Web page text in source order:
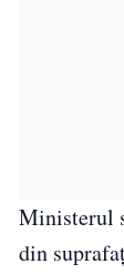
Ministerul
din